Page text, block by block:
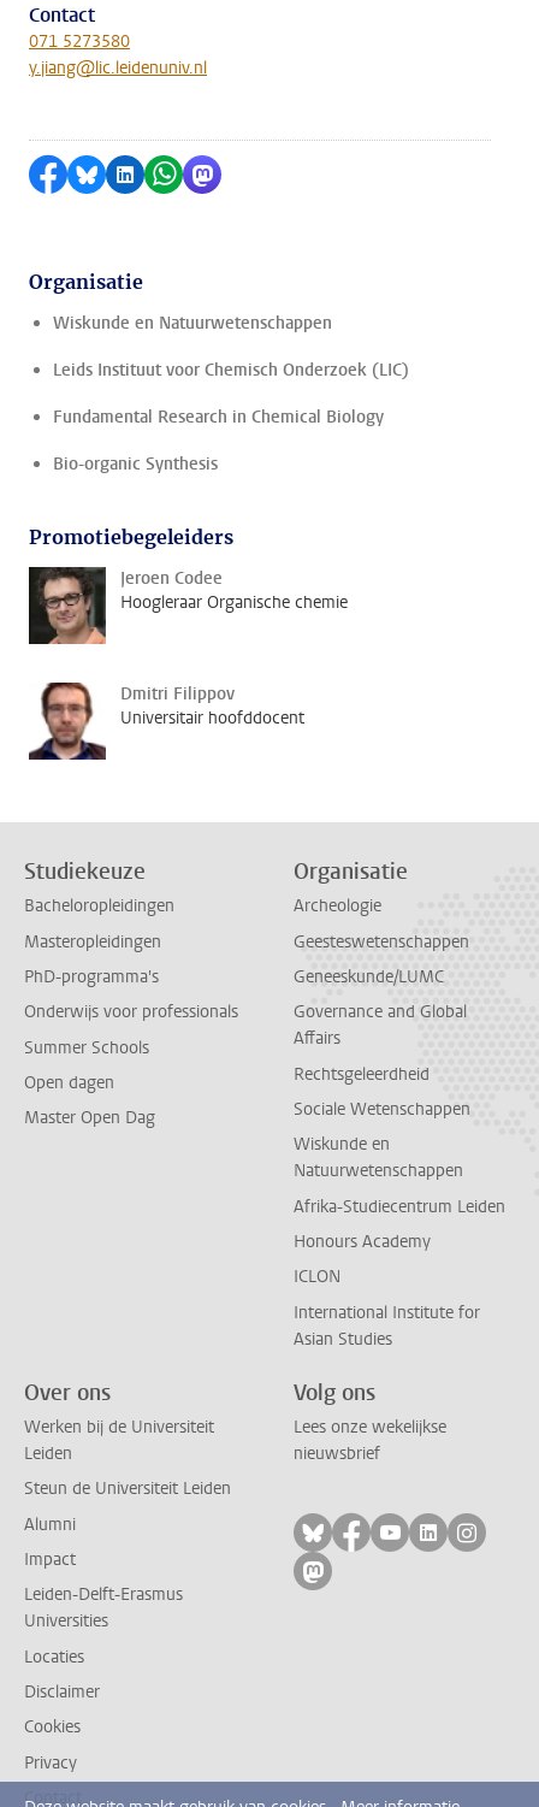
Contact
071 5273580
y.jiang@lic.leidenuniv.nl
Delen op Facebook
Delen via Bluesky
Delen op LinkedIn
Delen via WhatsApp
Delen via Mastodon
Organisatie
Wiskunde en Natuurwetenschappen
Leids Instituut voor Chemisch Onderzoek (LIC)
Fundamental Research in Chemical Biology
Bio-organic Synthesis
Promotiebegeleiders
Jeroen Codee
Hoogleraar Organische chemie
Dmitri Filippov
Universitair hoofddocent
Studiekeuze
Bacheloropleidingen
Masteropleidingen
PhD-programma's
Onderwijs voor professionals
Summer Schools
Open dagen
Master Open Dag
Organisatie
Archeologie
Geesteswetenschappen
Geneeskunde/LUMC
Governance and Global
Affairs
Rechtsgeleerdheid
Sociale Wetenschappen
Wiskunde en
Natuurwetenschappen
Afrika-Studiecentrum Leiden
Honours Academy
ICLON
International Institute for
Asian Studies
Over ons
Werken bij de Universiteit
Leiden
Steun de Universiteit Leiden
Alumni
Impact
Leiden-Delft-Erasmus
Universities
Locaties
Disclaimer
Cookies
Privacy
Contact
Volg ons
Lees onze wekelijkse
nieuwsbrief
Volg ons op bluesky
Volg ons op
Volg ons op
Volg ons
Volg
Volg ons op mastodon